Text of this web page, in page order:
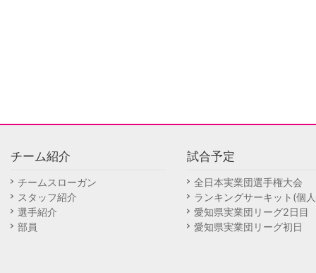
チーム紹介
チームスローガン
スタッフ紹介
選手紹介
部員
試合予定
全日本実業団選手権大会
ランキングサーキット(個
愛知県実業団リーグ2日目
愛知県実業団リーグ初日